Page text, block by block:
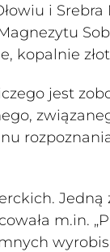
i
kopalnie
jest
m.in.